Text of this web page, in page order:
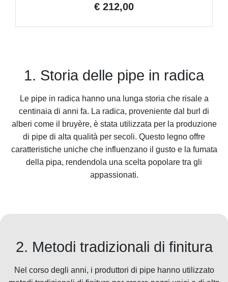
€ 212,00
1. Storia delle pipe in radica
Le pipe in radica hanno una lunga storia che risale a
centinaia di anni fa. La radica, proveniente dal burl di
alberi come il bruyère, è stata utilizzata per la produzione
di pipe di alta qualità per secoli. Questo legno offre
caratteristiche uniche che influenzano il gusto e la fumata
della pipa, rendendola una scelta popolare tra gli
appassionati.
2. Metodi tradizionali di finitura
Nel corso degli anni, i produttori di pipe hanno utilizzato